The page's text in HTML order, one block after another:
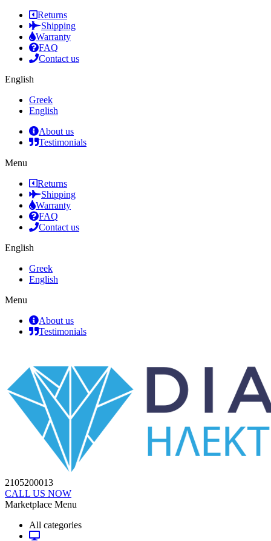
Returns
Shipping
Warranty
FAQ
Contact us
English
Greek
English
About us
Testimonials
Menu
Returns
Shipping
Warranty
FAQ
Contact us
English
Greek
English
Menu
About us
Testimonials
2105200013
CALL US NOW
Marketplace Menu
All categories